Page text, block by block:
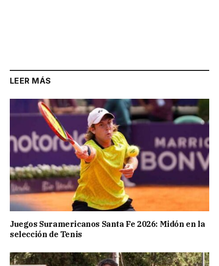
LEER MÁS
Juegos Suramericanos Santa Fe 2026: Midón en la
selección de Tenis